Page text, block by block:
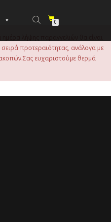
0
προτεραιότητας, ανάλογα με
ευχαριστούμε θερμά